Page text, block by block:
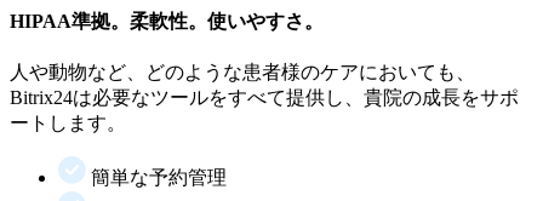
HIPAA準拠。柔軟性。使いやすさ。
人や動物など、どのような患者様のケアにおいても、
Bitrix24は必要なツールをすべて提供し、貴院の成長をサポ
ートします。
簡単な予約管理